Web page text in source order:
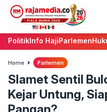
PolitikInfo HajiParlemen
Home Parlemen
Slamet Sentil
Kejar Untung,